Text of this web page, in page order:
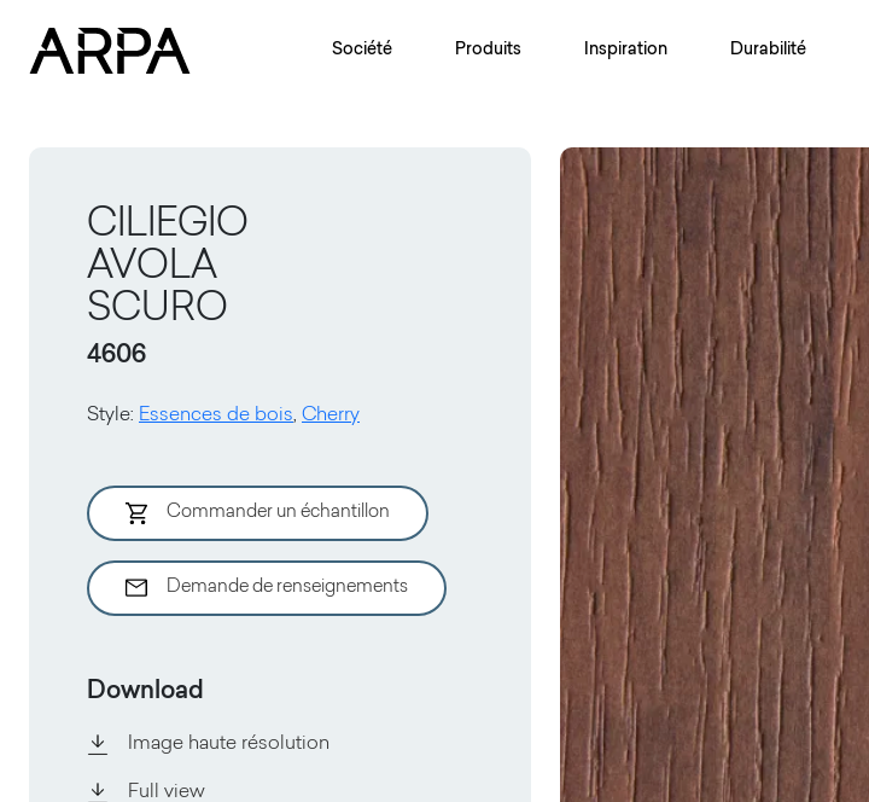
Société Produits Inspiration Durabilité
CILIEGIO
AVOLA
SCURO
4606
Style: Essences de bois, Cherry
Commander un échantillon
Demande de renseignements
Download
Image haute résolution
Full view